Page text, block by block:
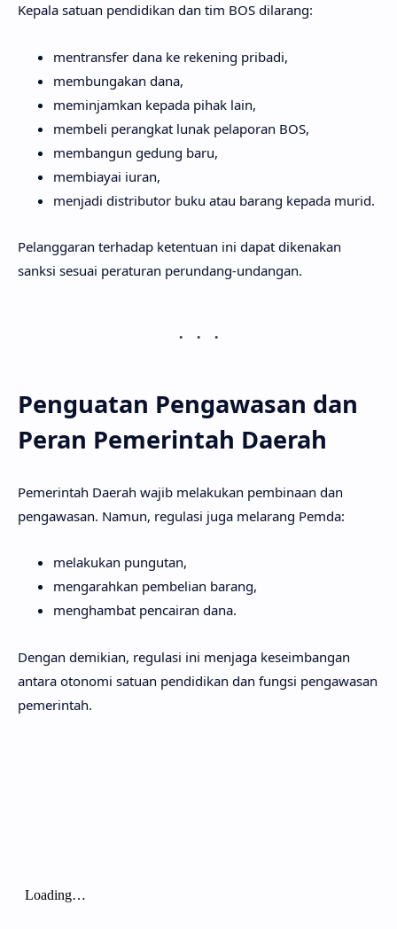
Kepala satuan pendidikan dan tim BOS dilarang:
mentransfer dana ke rekening pribadi,
membungakan dana,
meminjamkan kepada pihak lain,
membeli perangkat lunak pelaporan BOS,
membangun gedung baru,
membiayai iuran,
menjadi distributor buku atau barang kepada murid.
Pelanggaran terhadap ketentuan ini dapat dikenakan
sanksi sesuai peraturan perundang-undangan.
Penguatan Pengawasan dan
Peran Pemerintah Daerah
Pemerintah Daerah wajib melakukan pembinaan dan
pengawasan. Namun, regulasi juga melarang Pemda:
melakukan pungutan,
mengarahkan pembelian barang,
menghambat pencairan dana.
Dengan demikian, regulasi ini menjaga keseimbangan
antara otonomi satuan pendidikan dan fungsi pengawasan
pemerintah.